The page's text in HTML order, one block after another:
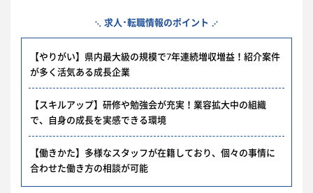
求人･転職情報のポイント
【やりがい】県内最大級の規模で7年連続増収増益！紹介案件
が多く活気ある成長企業
【スキルアップ】研修や勉強会が充実！業容拡大中の組織
で、自身の成長を実感できる環境
【働きかた】多様なスタッフが在籍しており、個々の事情に
合わせた働き方の相談が可能